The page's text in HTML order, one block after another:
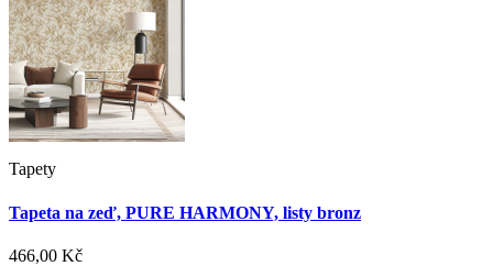
Tapety
Tapeta na zeď, PURE HARMONY, listy bronz
466,00 Kč